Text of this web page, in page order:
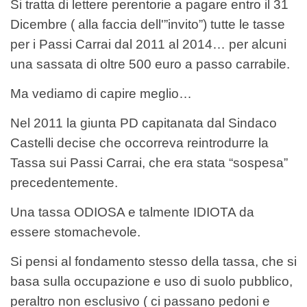
Si tratta di lettere perentorie a pagare entro il 31
Dicembre ( alla faccia dell'”invito”) tutte le tasse
per i Passi Carrai dal 2011 al 2014… per alcuni
una sassata di oltre 500 euro a passo carrabile.
Ma vediamo di capire meglio…
Nel 2011 la giunta PD capitanata dal Sindaco
Castelli decise che occorreva reintrodurre la
Tassa sui Passi Carrai, che era stata “sospesa”
precedentemente.
Una tassa ODIOSA e talmente IDIOTA da
essere stomachevole.
Si pensi al fondamento stesso della tassa, che si
basa sulla occupazione e uso di suolo pubblico,
peraltro non esclusivo ( ci passano pedoni e